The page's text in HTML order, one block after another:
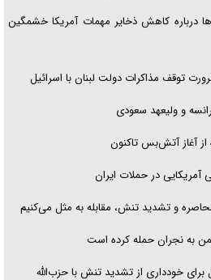
درباره کاهش ذخایر مهمات آمریکا خشمگین
توقف مذاکرات دولت لبنان با اسرائیل
و ولیعهد سعودی
و تشدید تنش، مقابله به مثل می‌کنیم
به نجران حمله کرده است
خودداری از تشدید تنش با حزب‌الله